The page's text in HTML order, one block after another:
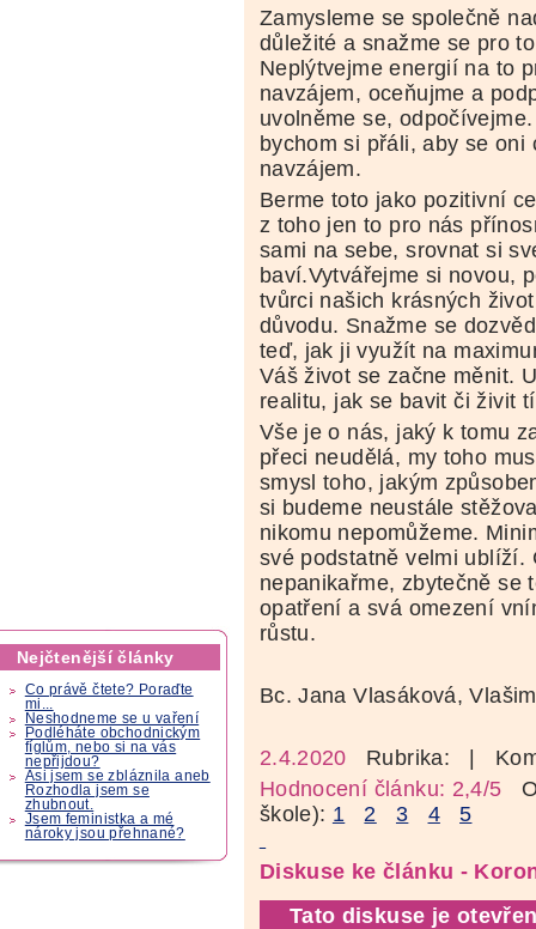
Nejčtenější články
Co právě čtete? Poraďte
mi...
Neshodneme se u vaření
Podléháte obchodnickým
fíglům, nebo si na vás
nepřijdou?
Asi jsem se zbláznila aneb
Rozhodla jsem se
zhubnout.
Jsem feministka a mé
nároky jsou přehnané?
Zamysleme se společně
důležité a snažme se pro
Neplýtvejme energií na to
navzájem, oceňujme a
uvolněme se,
bychom si přáli, aby se
navzájem.
Berme toto jako pozitivní
z toho jen to pro nás
sami na sebe, srovnat si
baví.Vytvářejme si novou,
tvůrci našich krásných
důvodu. Snažme se
teď, jak ji využít na
Váš život se začne měnit.
realitu, jak se bavit či živit
Vše je o nás, jaký k tomu
přeci neudělá, my toho
smysl toho, jakým
si budeme neustále
nikomu nepomůžeme.
své podstatně velmi ublíží.
nepanikařme, zbytečně se
opatření a svá omezení
růstu.
Bc. Jana Vlasáková, Vlašim
2.4.2020 Rubrika:
|
Hodnocení článku: 2,4/5
škole): 1 2 3 4 5
Diskuse ke článku -
Tato diskuse je